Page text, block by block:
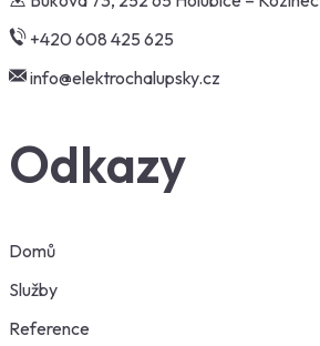
+420 608 425 625
info@elektrochalupsky.cz
Odkazy
Domů
Služby
Reference